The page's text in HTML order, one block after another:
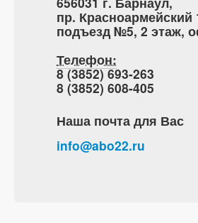
пр. Красноармейский
подъезд №5, 2 этаж,
Телефон:
8 (3852) 693-263
8 (3852) 608-405
Наша почта для Вас
info@abo22.ru